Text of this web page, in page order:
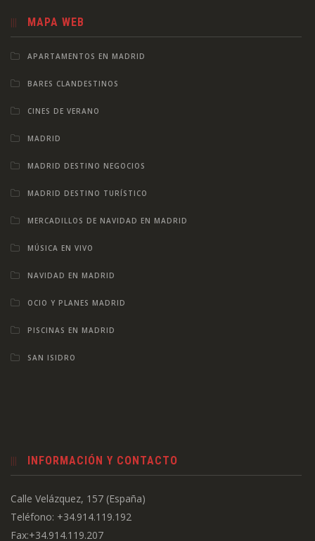
MAPA WEB
APARTAMENTOS EN MADRID
BARES CLANDESTINOS
CINES DE VERANO
MADRID
MADRID DESTINO NEGOCIOS
MADRID DESTINO TURÍSTICO
MERCADILLOS DE NAVIDAD EN MADRID
MÚSICA EN VIVO
NAVIDAD EN MADRID
OCIO Y PLANES MADRID
PISCINAS EN MADRID
SAN ISIDRO
INFORMACIÓN Y CONTACTO
Calle Velázquez, 157 (España)
Teléfono: +34.914.119.192
Fax:+34.914.119.207